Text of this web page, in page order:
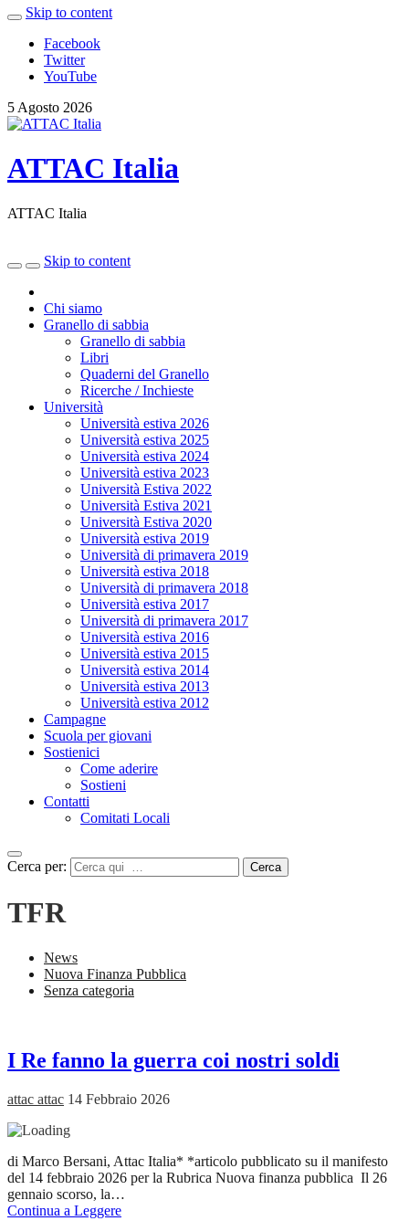
Skip to content
Facebook
Twitter
YouTube
5 Agosto 2026
ATTAC Italia
ATTAC Italia
Skip to content
Chi siamo
Granello di sabbia
Granello di sabbia
Libri
Quaderni del Granello
Ricerche / Inchieste
Università
Università estiva 2026
Università estiva 2025
Università estiva 2024
Università estiva 2023
Università Estiva 2022
Università Estiva 2021
Università Estiva 2020
Università estiva 2019
Università di primavera 2019
Università estiva 2018
Università di primavera 2018
Università estiva 2017
Università di primavera 2017
Università estiva 2016
Università estiva 2015
Università estiva 2014
Università estiva 2013
Università estiva 2012
Campagne
Scuola per giovani
Sostienici
Come aderire
Sostieni
Contatti
Comitati Locali
Cerca per: Cerca
TFR
News
Nuova Finanza Pubblica
Senza categoria
I Re fanno la guerra coi nostri soldi
attac attac 14 Febbraio 2026
di Marco Bersani, Attac Italia* *articolo pubblicato su il manifesto
del 14 febbraio 2026 per la Rubrica Nuova finanza pubblica Il 26
gennaio scorso, la…
Continua a Leggere